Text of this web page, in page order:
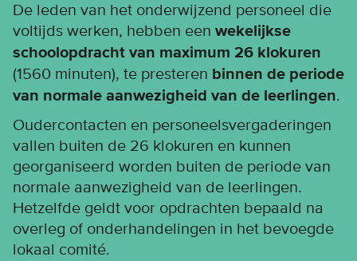
De leden van het onderwijzend personeel die
voltijds werken, hebben een wekelijkse
schoolopdracht van maximum 26 klokuren
(1560 minuten), te presteren binnen de periode
van normale aanwezigheid van de leerlingen.
Oudercontacten en personeelsvergaderingen
vallen buiten de 26 klokuren en kunnen
georganiseerd worden buiten de periode van
normale aanwezigheid van de leerlingen.
Hetzelfde geldt voor opdrachten bepaald na
overleg of onderhandelingen in het bevoegde
lokaal comité.